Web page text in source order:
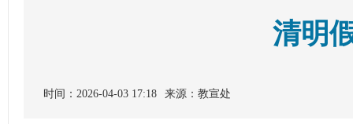
清明
时间：2026-04-03 17:18 来源：教宣处